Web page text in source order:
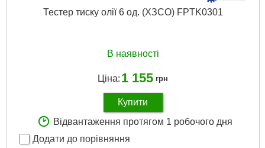
Тестер тиску олії 6 од. (ХЗСО) FPTK0301
В наявності
Ціна: 1 155 грн
Купити
Відвантаження протягом 1 робочого дня
Додати до порівняння